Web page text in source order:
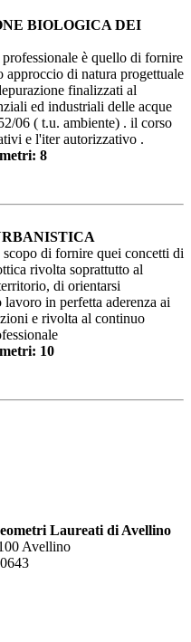
BIOLOGICA DEI
è quello di fornire
approccio di natura progettuale
finalizzati al
ed industriali delle acque
06 ( t.u. ambiente) . il corso
e l'iter autorizzativo .
8
di fornire quei concetti di
rivolta soprattutto al
di orientarsi
in perfetta aderenza ai
e rivolta al continuo
10
Laureati di Avellino
Avellino